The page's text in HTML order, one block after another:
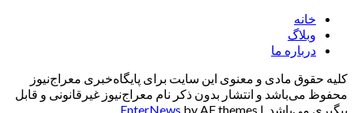
خانه
وبلاگ
درباره ما
کلیه حقوق مادی و معنوی این سایت برای پایگاه‌خبری معراج‌نیوز
محفوظ می‌باشد و انتشار بدون ذکر نام معراج‌نیوز غیرقانونی و قابل
پیگیری می‌باشد. |
EnterNews by AF themes.